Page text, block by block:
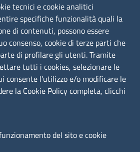
tecnici e cookie analitici
specifiche funzionalità quali la
di contenuti, possono essere
consenso, cookie di terze parti che
di profilare gli utenti. Tramite
tutti i cookies, selezionare le
consente l’utilizzo e/o modificare le
la Cookie Policy completa, clicchi
del sito e cookie